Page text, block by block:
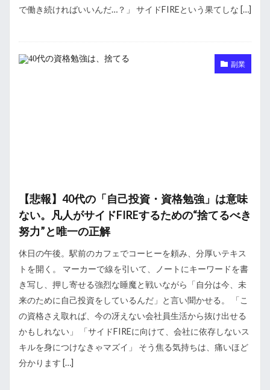
で働き続ければいいんだ…？」 サイドFIREという果てしな […]
副業
【悲報】40代の「自己投資・資格勉強」は意味
ない。凡人がサイドFIREするための“捨てるべき
努力”と唯一の正解
休日の午後。駅前のカフェでコーヒーを頼み、分厚いテキス
トを開く。 マーカーで線を引いて、ノートにキーワードを書
き写し、押し寄せる強烈な睡魔と戦いながら「自分は今、未
来のために自己投資をしているんだ」と言い聞かせる。 「こ
の資格さえ取れば、今の冴えない会社員生活から抜け出せる
かもしれない」 「サイドFIREに向けて、会社に依存しないス
キルを身につけなきゃマズイ」 そう焦る気持ちは、痛いほど
分かります […]